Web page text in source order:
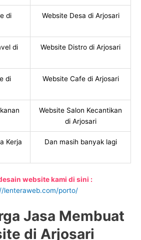
di
Website Desa di Arjosari
di
Website Distro di Arjosari
di
Website Cafe di Arjosari
Website Salon Kecantikan
di Arjosari
Kerja
Dan masih banyak lagi
website kami di sini :
lenteraweb.com/porto/
Jasa Membuat
di Arjosari